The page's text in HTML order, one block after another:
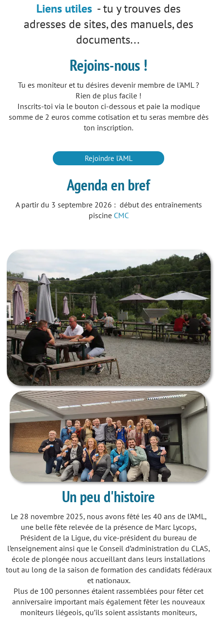
Liens utiles - tu y trouves des
adresses de sites, des manuels, des
documents...
Rejoins-nous !
Tu es moniteur et tu désires devenir membre de l'AML ?
Rien de plus facile !
Inscrits-toi via le bouton ci-dessous et paie la modique
somme de 2 euros comme cotisation et tu seras membre dès
ton inscription.
Rejoindre l'AML
Agenda en bref
A partir du 3 septembre 2026 : début des entraînements
piscine CMC
Un peu d'histoire
Le 28 novembre 2025, nous avons fêté les 40 ans de l’AML,
une belle fête relevée de la présence de Marc Lycops,
Président de la Ligue, du vice-président du bureau de
l’enseignement ainsi que le Conseil d’administration du CLAS,
école de plongée nous accueillant dans leurs installations
tout au long de la saison de formation des candidats fédéraux
et nationaux.
Plus de 100 personnes étaient rassemblées pour fêter cet
anniversaire important mais également fêter les nouveaux
moniteurs liégeois, qu’ils soient assistants moniteurs,